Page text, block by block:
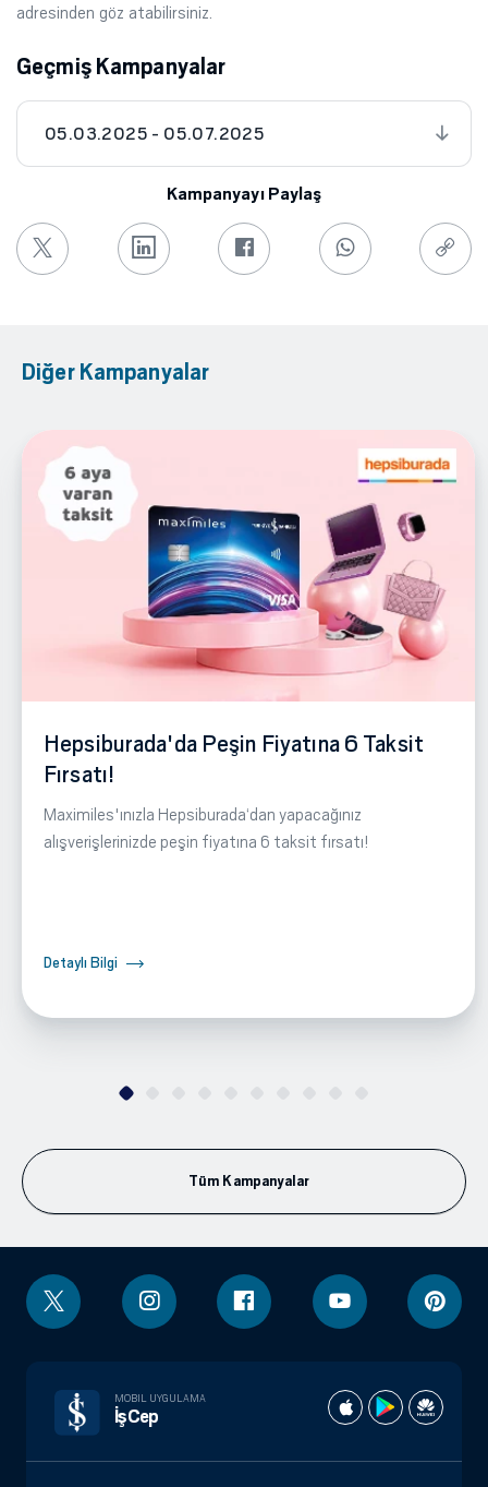
adresinden göz atabilirsiniz.
Geçmiş Kampanyalar
05.03.2025 - 05.07.2025
Kampanyayı Paylaş
Diğer Kampanyalar
Hepsiburada'da Peşin Fiyatına 6 Taksit
Fırsatı!
Maximiles'ınızla Hepsiburada‘dan yapacağınız
alışverişlerinizde peşin fiyatına 6 taksit fırsatı!
Detaylı Bilgi
Tüm Kampanyalar
MOBIL UYGULAMA
İşCep